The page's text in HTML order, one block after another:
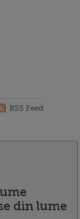
RSS Feed
din lume